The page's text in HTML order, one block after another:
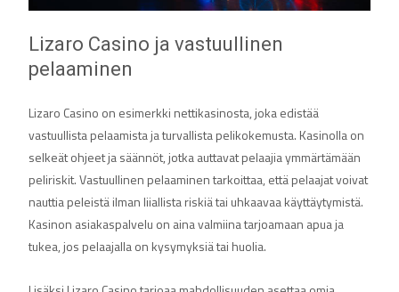
Lizaro Casino ja vastuullinen
pelaaminen
Lizaro Casino on esimerkki nettikasinosta, joka edistää
vastuullista pelaamista ja turvallista pelikokemusta. Kasinolla on
selkeät ohjeet ja säännöt, jotka auttavat pelaajia ymmärtämään
peliriskit. Vastuullinen pelaaminen tarkoittaa, että pelaajat voivat
nauttia peleistä ilman liiallista riskiä tai uhkaavaa käyttäytymistä.
Kasinon asiakaspalvelu on aina valmiina tarjoamaan apua ja
tukea, jos pelaajalla on kysymyksiä tai huolia.